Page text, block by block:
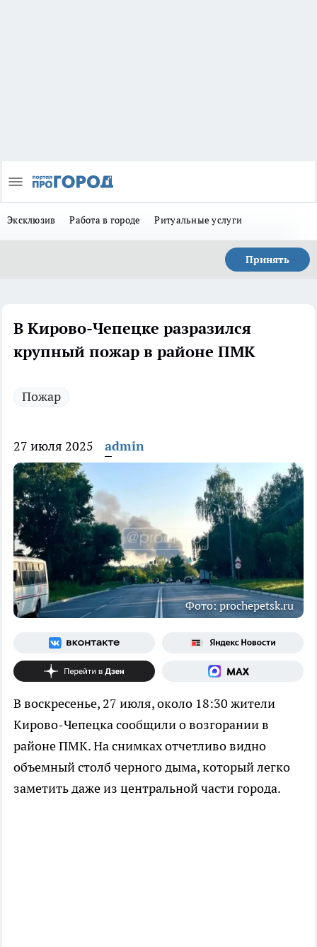
Эксклюзив Работа в городе Ритуальные услуги
Принять
В Кирово-Чепецке разразился
крупный пожар в районе ПМК
Пожар
27 июля 2025 admin
Фото: prochepetsk.ru
В воскресенье, 27 июля, около 18:30 жители
Кирово-Чепецка сообщили о возгорании в
районе ПМК. На снимках отчетливо видно
объемный столб черного дыма, который легко
заметить даже из центральной части города.